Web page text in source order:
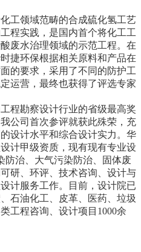
工领域范畴的合成硫化氢工艺
程实践，是国内首个将化工工
废水治理领域的示范工程。在
捷环保根据相关原料和产品在
的要求，采用了不同的防护工
运营，最终也获得了评选专家
程勘察设计行业的省级最高奖
公司首次参评就获此殊荣，充
设计水平和综合设计实力。华
计甲级资质，现有现有专业设
防治、大气污染防治、固体废
研、环评、技术咨询、设计与
计服务工作。目前，设计院已
石油化工、皮革、医药、垃圾
工程咨询、设计项目1000余